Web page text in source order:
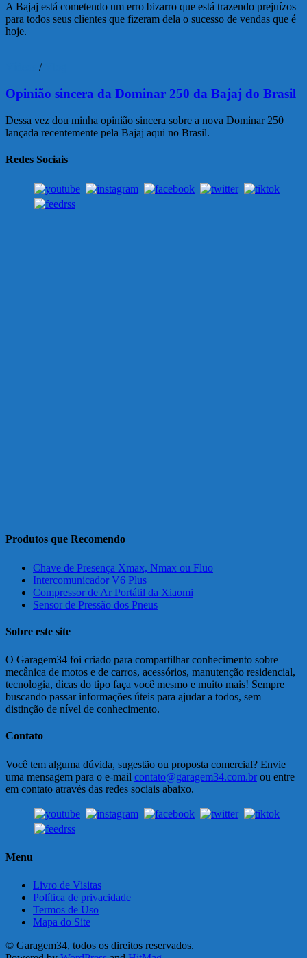
A Bajaj está cometendo um erro bizarro que está trazendo prejuízos
para todos seus clientes que fizeram dela o sucesso de vendas que é
hoje.
/
Opinião sincera da Dominar 250 da Bajaj do Brasil
Dessa vez dou minha opinião sincera sobre a nova Dominar 250
lançada recentemente pela Bajaj aqui no Brasil.
Redes Sociais
Produtos que Recomendo
Chave de Presença Xmax, Nmax ou Fluo
Intercomunicador V6 Plus
Compressor de Ar Portátil da Xiaomi
Sensor de Pressão dos Pneus
Sobre este site
O Garagem34 foi criado para compartilhar conhecimento sobre
mecânica de motos e de carros, acessórios, manutenção residencial,
tecnologia, dicas do tipo faça você mesmo e muito mais! Sempre
buscando passar informações úteis para ajudar a todos, sem
distinção de nível de conhecimento.
Contato
Você tem alguma dúvida, sugestão ou proposta comercial? Envie
uma mensagem para o e-mail contato@garagem34.com.br ou entre
em contato através das redes sociais abaixo.
Menu
Livro de Visitas
Política de privacidade
Termos de Uso
Mapa do Site
© Garagem34, todos os direitos reservados.